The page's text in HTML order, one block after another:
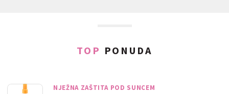
TOP PONUDA
NJEŽNA ZAŠTITA POD SUNCEM